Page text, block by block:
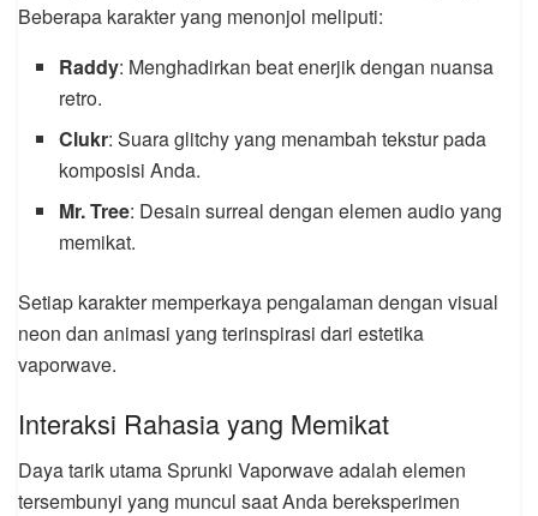
Beberapa karakter yang menonjol meliputi:
Raddy: Menghadirkan beat enerjik dengan nuansa
retro.
Clukr: Suara glitchy yang menambah tekstur pada
komposisi Anda.
Mr. Tree: Desain surreal dengan elemen audio yang
memikat.
Setiap karakter memperkaya pengalaman dengan visual
neon dan animasi yang terinspirasi dari estetika
vaporwave.
Interaksi Rahasia yang Memikat
Daya tarik utama Sprunki Vaporwave adalah elemen
tersembunyi yang muncul saat Anda bereksperimen